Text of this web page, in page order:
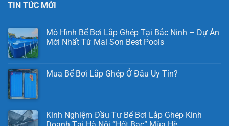
TIN TỨC MỚI
Mô Hình Bể Bơi Lắp Ghép Tại Bắc Ninh – Dự Án
Mới Nhất Từ Mai Sơn Best Pools
Mua Bể Bơi Lắp Ghép Ở Đâu Uy Tín?
Kinh Nghiệm Đầu Tư Bể Bơi Lắp Ghép Kinh